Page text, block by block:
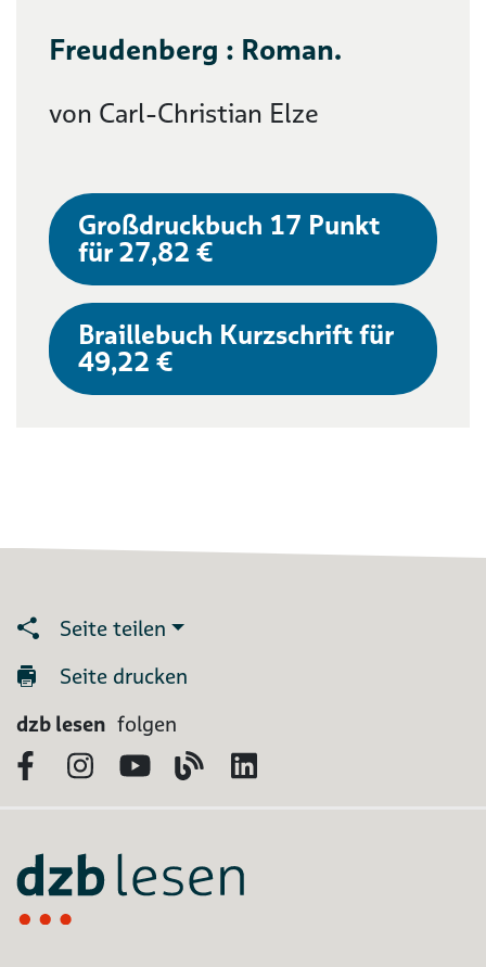
Freudenberg : Roman.
von Carl-Christian Elze
Großdruckbuch 17 Punkt
für 27,82 €
Braillebuch Kurzschrift für
49,22 €
Seite teilen
Seite drucken
dzb lesen folgen
FacebookInstagram
YouTubeBlog